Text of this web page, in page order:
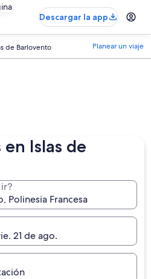
Descargar la app
de Barlovento Planear un viaje
Islas de
Polinesia Francesa
21 de ago.